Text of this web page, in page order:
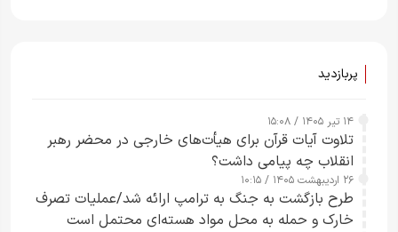
پربازدید
۱۴ تیر ۱۴۰۵ / ۱۵:۰۸
تلاوت آیات قرآن برای هیأت‌های خارجی در محضر رهبر
انقلاب چه پیامی داشت؟
۲۶ اردیبهشت ۱۴۰۵ / ۱۰:۱۵
طرح‌ بازگشت به جنگ به ترامپ ارائه شد/عملیات تصرف
خارک و حمله به محل مواد هسته‌ای محتمل است